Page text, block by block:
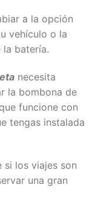
a la opción
vehículo o la
la batería.
necesita
la bombona de
funcione con
tengas instalada
si los viajes son
una gran